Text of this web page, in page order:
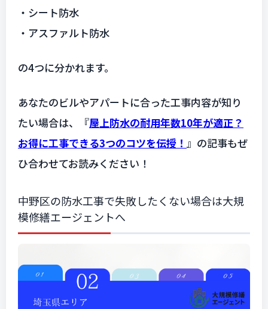
・シート防水
・アスファルト防水
の4つに分かれます。
あなたのビルやアパートに合った工事内容が知り
たい場合は、『屋上防水の耐用年数10年が適正？
お得に工事できる3つのコツを伝授！ 』の記事もぜ
ひ合わせてお読みください！
中野区の防水工事で失敗したくない場合は大規
模修繕エージェントへ